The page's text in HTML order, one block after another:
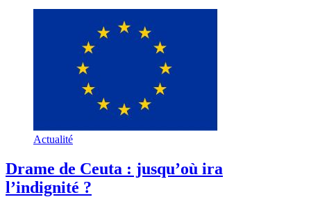
Actualité
Drame de Ceuta : jusqu’où ira
l’indignité ?